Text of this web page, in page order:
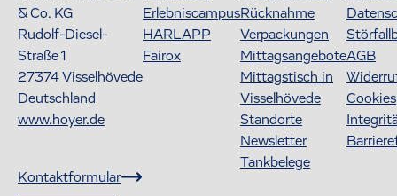
& Co. KG
Rudolf-Diesel-
Straße 1
27374Visselhövede
Deutschland
www.hoyer.de
Kontaktformular
Erlebniscampus
HARLAPP
Fairox
Rücknahme
Verpackungen
Mittagsangebote
Mittagstisch in
Visselhövede
Standorte
Newsletter
Tankbelege
AGB
Cookies